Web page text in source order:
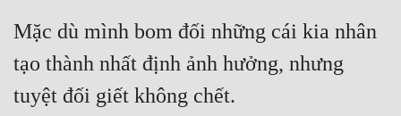
Mặc dù mình bom đối những cái kia nhân
tạo thành nhất định ảnh hưởng, nhưng
tuyệt đối giết không chết.